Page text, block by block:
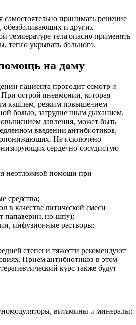
самостоятельно принимать решение
обезболивающих и других
температуре тела опасно применять
тепло укрывать больного.
на дому
пациента проводит осмотр и
При острой пневмонии, которая
кашлем, резким повышением
болью, затрудненным дыханием,
давления, может быть
введении антибиотиков,
Не исключено
сердечно-сосудистую
неотложной помощи при
средства;
в качестве литической смеси
папаверин, но-шпу);
инфузионные растворы;
степени тяжести рекомендуют
Прием антибиотиков в этом
курс также будут
витамины и минералы;